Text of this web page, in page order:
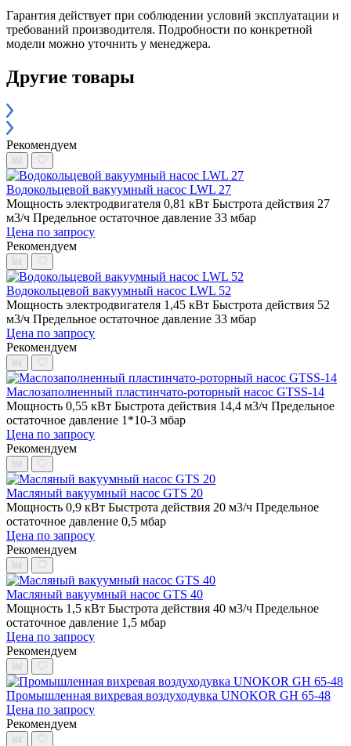
Гарантия действует при соблюдении условий эксплуатации и
требований производителя. Подробности по конкретной
модели можно уточнить у менеджера.
Другие товары
Рекомендуем
Водокольцевой вакуумный насос LWL 27
Мощность электродвигателя 0,81 кВт Быстрота действия 27
м3/ч Предельное остаточное давление 33 мбар
Цена по запросу
Рекомендуем
Водокольцевой вакуумный насос LWL 52
Мощность электродвигателя 1,45 кВт Быстрота действия 52
м3/ч Предельное остаточное давление 33 мбар
Цена по запросу
Рекомендуем
Маслозаполненный пластинчато-роторный насос GTSS-14
Мощность 0,55 кВт Быстрота действия 14,4 м3/ч Предельное
остаточное давление 1*10-3 мбар
Цена по запросу
Рекомендуем
Масляный вакуумный насос GTS 20
Мощность 0,9 кВт Быстрота действия 20 м3/ч Предельное
остаточное давление 0,5 мбар
Цена по запросу
Рекомендуем
Масляный вакуумный насос GTS 40
Мощность 1,5 кВт Быстрота действия 40 м3/ч Предельное
остаточное давление 1,5 мбар
Цена по запросу
Рекомендуем
Промышленная вихревая воздуходувка UNOKOR GH 65-48
Цена по запросу
Рекомендуем